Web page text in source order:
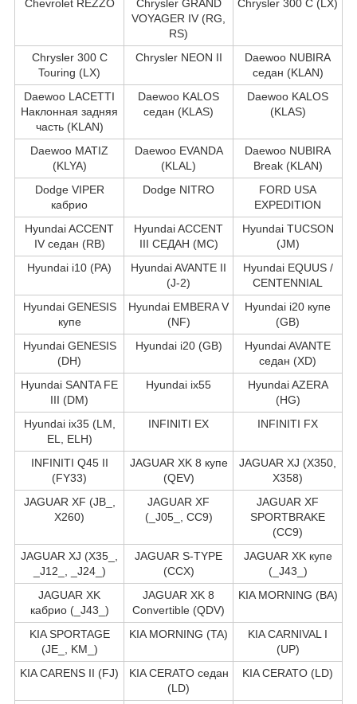
Chevrolet REZZO
Chrysler GRAND
VOYAGER IV (RG,
RS)
Chrysler 300 C (LX)
Chrysler 300 C
Touring (LX)
Chrysler NEON II
Daewoo NUBIRA
седан (KLAN)
Daewoo LACETTI
Наклонная задняя
часть (KLAN)
Daewoo KALOS
седан (KLAS)
Daewoo KALOS
(KLAS)
Daewoo MATIZ
(KLYA)
Daewoo EVANDA
(KLAL)
Daewoo NUBIRA
Break (KLAN)
Dodge VIPER
кабрио
Dodge NITRO
FORD USA
EXPEDITION
Hyundai ACCENT
IV седан (RB)
Hyundai ACCENT
III СЕДАН (MC)
Hyundai TUCSON
(JM)
Hyundai i10 (PA)
Hyundai AVANTE II
(J-2)
Hyundai EQUUS /
CENTENNIAL
Hyundai GENESIS
купе
Hyundai EMBERA V
(NF)
Hyundai i20 купе
(GB)
Hyundai GENESIS
(DH)
Hyundai i20 (GB)
Hyundai AVANTE
седан (XD)
Hyundai SANTA FE
III (DM)
Hyundai ix55
Hyundai AZERA
(HG)
Hyundai ix35 (LM,
EL, ELH)
INFINITI EX INFINITI FX
INFINITI Q45 II
(FY33)
JAGUAR XK 8 купе
(QEV)
JAGUAR XJ (X350,
X358)
JAGUAR XF (JB_,
X260)
JAGUAR XF
(_J05_, CC9)
JAGUAR XF
SPORTBRAKE
(CC9)
JAGUAR XJ (X35_,
_J12_, _J24_)
JAGUAR S-TYPE
(CCX)
JAGUAR XK купе
(_J43_)
JAGUAR XK
кабрио (_J43_)
JAGUAR XK 8
Convertible (QDV)
KIA MORNING (BA)
KIA SPORTAGE
(JE_, KM_)
KIA MORNING (TA)
KIA CARNIVAL I
(UP)
KIA CARENS II (FJ)
KIA CERATO седан
(LD)
KIA CERATO (LD)